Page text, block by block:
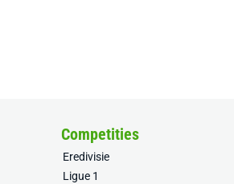
Competities
Eredivisie
Ligue 1